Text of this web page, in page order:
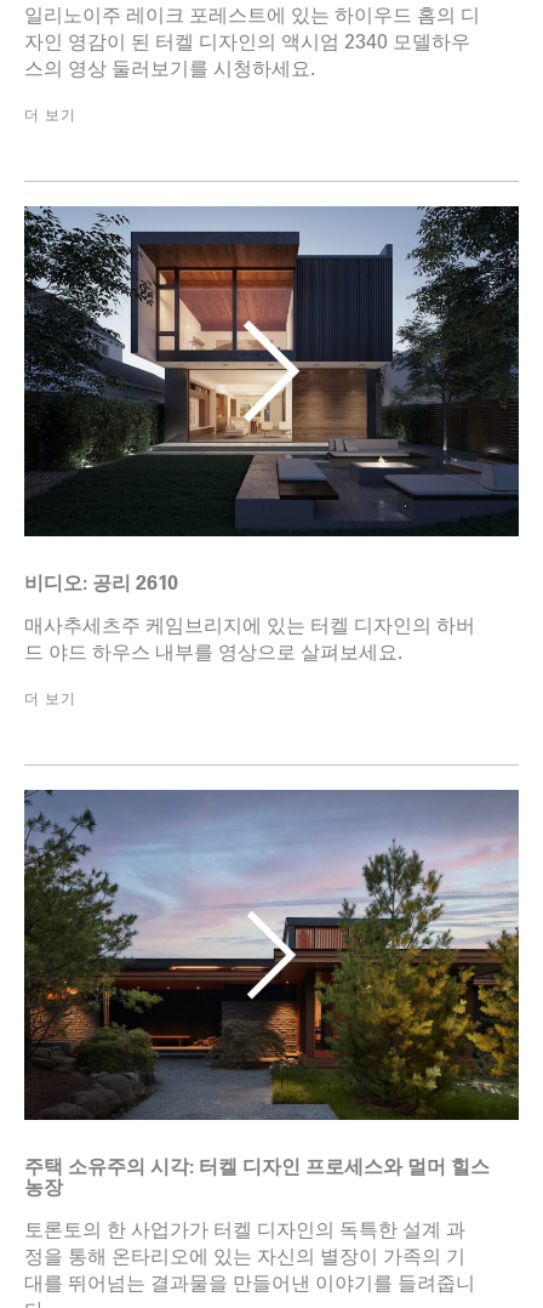
일리노이주 레이크 포레스트에 있는 하이우드 홈의 디
자인 영감이 된 터켈 디자인의 액시엄 2340 모델하우
스의 영상 둘러보기를 시청하세요.
더 보기
비디오: 공리 2610
매사추세츠주 케임브리지에 있는 터켈 디자인의 하버
드 야드 하우스 내부를 영상으로 살펴보세요.
더 보기
주택 소유주의 시각: 터켈 디자인 프로세스와 멀머 힐스
농장
토론토의 한 사업가가 터켈 디자인의 독특한 설계 과
정을 통해 온타리오에 있는 자신의 별장이 가족의 기
대를 뛰어넘는 결과물을 만들어낸 이야기를 들려줍니